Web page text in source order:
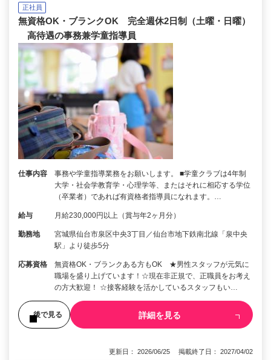
正社員
無資格OK・ブランクOK 完全週休2日制（土曜・日曜）
高待遇の事務兼学童指導員
仕事内容
事務や学童指導業務をお願いします。 ■学童クラブは4年制
大学・社会学教育学・心理学等、またはそれに相応する学位
（卒業者）であれば有資格者指導員になれます。…
給与 月給230,000円以上（賞与年2ヶ月分）
勤務地
宮城県仙台市泉区中央3丁目／仙台市地下鉄南北線「泉中央
駅」より徒歩5分
応募資格
無資格OK・ブランクある方もOK ★男性スタッフが元気に
職場を盛り上げています！☆現在非正規で、正職員をお考え
の方大歓迎！ ☆接客経験を活かしているスタッフもい…
後で見る 詳細を見る
更新日： 2026/06/25 掲載終了日： 2027/04/02